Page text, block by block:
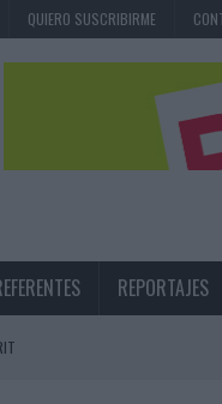
QUIERO SUSCRIBIRME
REPORTAJES